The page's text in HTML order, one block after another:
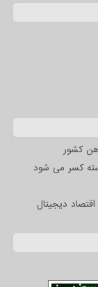
کشور
کسر می شود
دیجیتال